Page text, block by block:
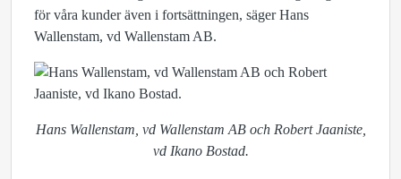
för våra kunder även i fortsättningen, säger Hans
Wallenstam, vd Wallenstam AB.
Hans Wallenstam, vd Wallenstam AB och Robert Jaaniste,
vd Ikano Bostad.